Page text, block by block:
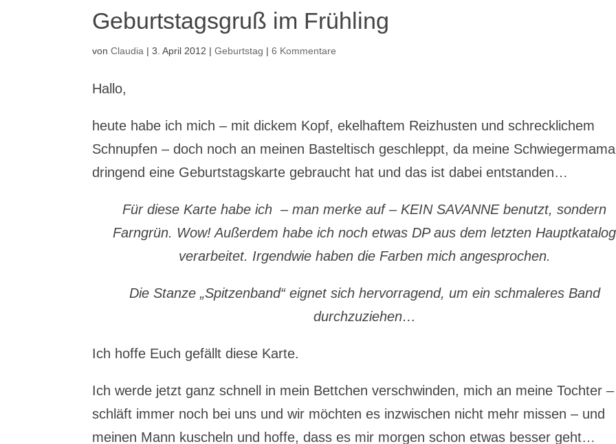
Geburtstagsgruß im Frühling
vonClaudia |3. April 2012 |Geburtstag |6 Kommentare
Hallo,
heute habe ich mich – mit dickem Kopf, ekelhaftem Reizhusten und schrecklichem
Schnupfen – doch noch an meinen Basteltisch geschleppt, da meine Schwiegermama
dringend eine Geburtstagskarte gebraucht hat und das ist dabei entstanden…
Für diese Karte habe ich – man merke auf – KEIN SAVANNE benutzt, sondern
Farngrün. Wow! Außerdem habe ich noch etwas DP aus dem letzten Hauptkatalog
verarbeitet. Irgendwie haben die Farben mich angesprochen.
Die Stanze „Spitzenband“ eignet sich hervorragend, um ein schmaleres Band
durchzuziehen…
Ich hoffe Euch gefällt diese Karte.
Ich werde jetzt ganz schnell in mein Bettchen verschwinden, mich an meine Tochter
schläft immer noch bei uns und wir möchten es inzwischen nicht mehr missen – und
meinen Mann kuscheln und hoffe, dass es mir morgen schon etwas besser geht…